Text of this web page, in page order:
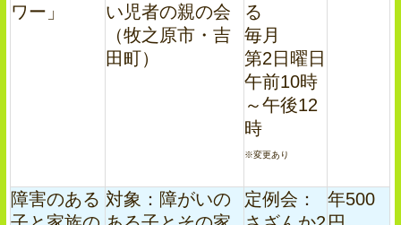
ワー」
い児者の親の会
（牧之原市・吉
田町）
る
毎月
第2日曜日
午前10時
～午後12
時
※変更あり
障害のある 対象：障がいの
定例会：
年500